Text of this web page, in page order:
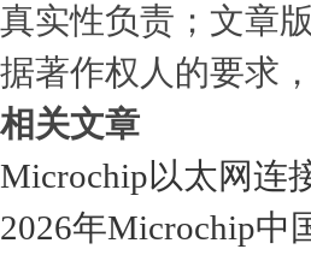
真实性负责；文章
据著作权人的要求
相关文章
Microchip以太网连
2026年Microchip中